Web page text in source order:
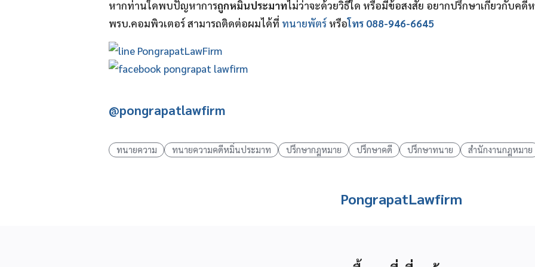
หากท่านใดพบปัญหาการถูกหมิ่นประมาทไม่ว่าจะด้วยวิธีใด หรือมีข้อสงสัย อยากปรึกษาเกี่ยวกับค
พรบ.คอมพิวเตอร์ สามารถติดต่อผมได้ที่ ทนายพัตร์ หรือโทร 088-946-6645
@pongrapatlawfirm
ทนายความ ทนายความคดีหมิ่นประมาท ปรึกษากฎหมาย ปรึกษาคดี ปรึกษาทนาย สำนักงานกฎหมาย
PongrapatLawfirm